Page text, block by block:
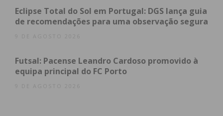
Subscreva a newsletter do
Imediato
obtenha de forma regular a informação
Eclipse Total do Sol em Portugal: DGS lança guia
de recomendações para uma observação segura
9 DE AGOSTO 2026
Futsal: Pacense Leandro Cardoso promovido à
equipa principal do FC Porto
9 DE AGOSTO 2026